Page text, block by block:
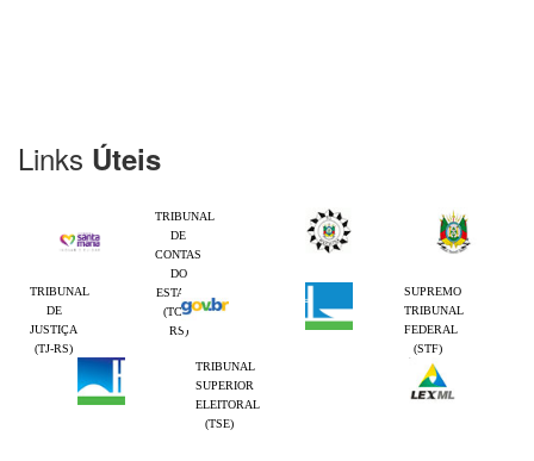
Links Úteis
TRIBUNAL
DE
CONTAS
DO
ESTADO
(TCE-
RS)
TRIBUNAL
DE
JUSTIÇA
(TJ-RS)
SUPREMO
TRIBUNAL
FEDERAL
(STF)
TRIBUNAL
SUPERIOR
ELEITORAL
(TSE)